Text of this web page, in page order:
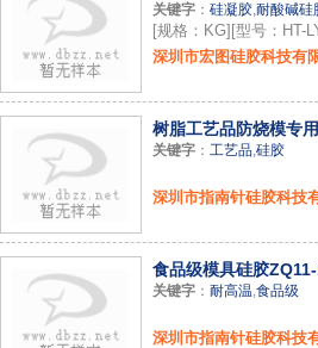
关键字 ： 硅凝胶,耐酸碱硅
[规格：KG][型号：HT-
深圳市宏图硅胶科技有
树脂工艺品防烧模专
关键字 ： 工艺品,硅胶
深圳市指南针硅胶科技
食品级模具硅胶
关键字 ： 耐高温,食品级
深圳市指南针硅胶科技